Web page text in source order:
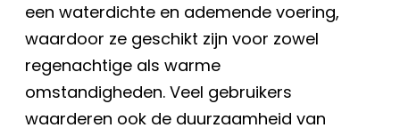
een waterdichte en ademende voering,
waardoor ze geschikt zijn voor zowel
regenachtige als warme
omstandigheden. Veel gebruikers
waarderen ook de duurzaamheid van